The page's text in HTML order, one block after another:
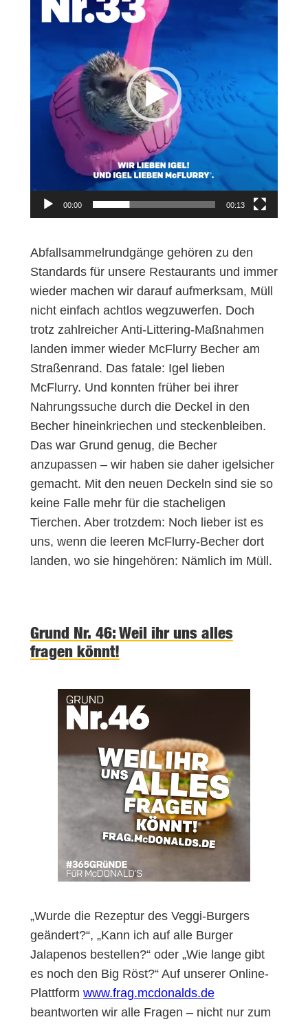
P
r
00:00 00:13
Abfallsammelrundgänge gehören zu den
Standards für unsere Restaurants und immer
wieder machen wir darauf aufmerksam, Müll
nicht einfach achtlos wegzuwerfen. Doch
trotz zahlreicher Anti-Littering-Maßnahmen
landen immer wieder McFlurry Becher am
Straßenrand. Das fatale: Igel lieben
McFlurry. Und konnten früher bei ihrer
Nahrungssuche durch die Deckel in den
Becher hineinkriechen und steckenbleiben.
Das war Grund genug, die Becher
anzupassen – wir haben sie daher igelsicher
gemacht. Mit den neuen Deckeln sind sie so
keine Falle mehr für die stacheligen
Tierchen. Aber trotzdem: Noch lieber ist es
uns, wenn die leeren McFlurry-Becher dort
landen, wo sie hingehören: Nämlich im Müll.
Grund Nr. 46: Weil ihr uns alles
fragen könnt!
„Wurde die Rezeptur des Veggi-Burgers
geändert?“, „Kann ich auf alle Burger
Jalapenos bestellen?“ oder „Wie lange gibt
es noch den Big Röst?“ Auf unserer Online-
Plattform www.frag.mcdonalds.de
beantworten wir alle Fragen – nicht nur zum